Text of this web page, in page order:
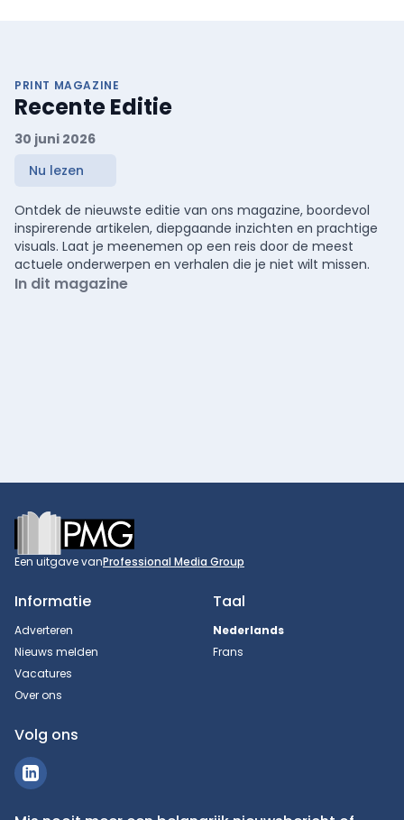
PRINT MAGAZINE
Recente Editie
30 juni 2026
Nu lezen
Ontdek de nieuwste editie van ons magazine, boordevol
inspirerende artikelen, diepgaande inzichten en prachtige
visuals. Laat je meenemen op een reis door de meest
actuele onderwerpen en verhalen die je niet wilt missen.
In dit magazine
Footer
Een uitgave vanProfessional Media Group
Informatie
Adverteren
Nieuws melden
Vacatures
Over ons
Taal
Nederlands
Frans
Volg ons